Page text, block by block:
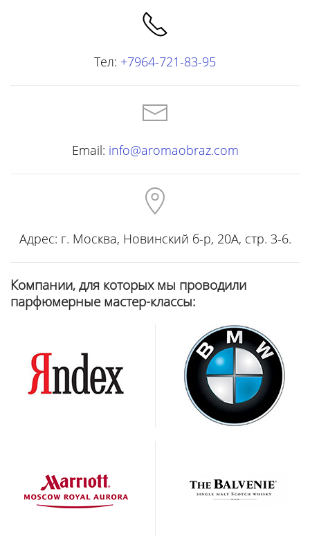
Тел: +7964-721-83-95
Email: info@aromaobraz.com
Адрес: г. Москва, Новинский б-р, 20А, стр. 3-6.
Компании, для которых мы проводили
парфюмерные мастер-классы: